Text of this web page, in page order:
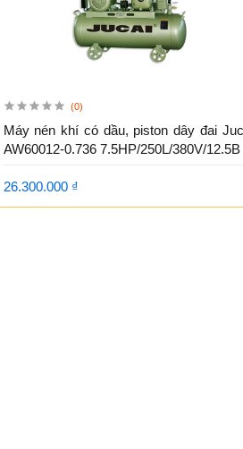
(0)
Máy nén khí có dầu, piston dây đai
AW60012-0.736 7.5HP/250L/380V/12.5B
26.300.000 ₫